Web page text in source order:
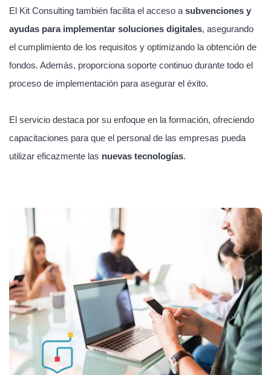
El Kit Consulting también facilita el acceso a subvenciones y
ayudas para implementar soluciones digitales, asegurando
el cumplimiento de los requisitos y optimizando la obtención de
fondos. Además, proporciona soporte continuo durante todo el
proceso de implementación para asegurar el éxito.
El servicio destaca por su enfoque en la formación, ofreciendo
capacitaciones para que el personal de las empresas pueda
utilizar eficazmente las nuevas tecnologías.